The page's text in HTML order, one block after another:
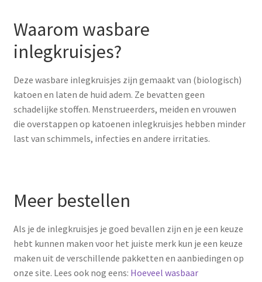
Waarom wasbare
inlegkruisjes?
Deze wasbare inlegkruisjes zijn gemaakt van (biologisch)
katoen en laten de huid adem. Ze bevatten geen
schadelijke stoffen. Menstrueerders, meiden en vrouwen
die overstappen op katoenen inlegkruisjes hebben minder
last van schimmels, infecties en andere irritaties.
Meer bestellen
Als je de inlegkruisjes je goed bevallen zijn en je een keuze
hebt kunnen maken voor het juiste merk kun je een keuze
maken uit de verschillende pakketten en aanbiedingen op
onze site. Lees ook nog eens: Hoeveel wasbaar